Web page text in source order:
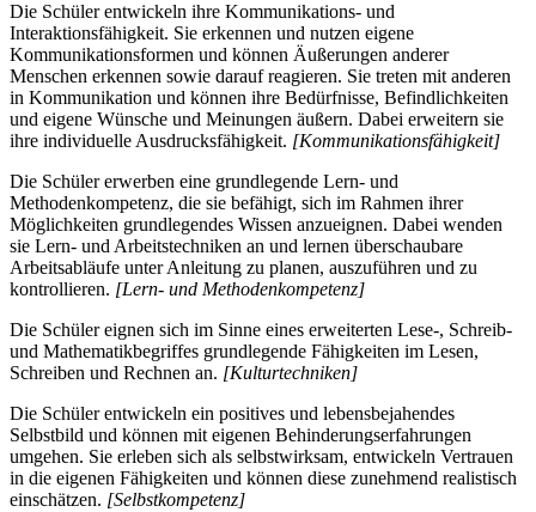
Die Schüler entwickeln ihre Kommunikations- und
Interaktionsfähigkeit. Sie erkennen und nutzen eigene
Kommunikationsformen und können Äußerungen anderer
Menschen erkennen sowie darauf reagieren. Sie treten mit anderen
in Kommunikation und können ihre Bedürfnisse, Befindlichkeiten
und eigene Wünsche und Meinungen äußern. Dabei erweitern sie
ihre individuelle Ausdrucksfähigkeit. [Kommunikationsfähigkeit]
Die Schüler erwerben eine grundlegende Lern- und
Methodenkompetenz, die sie befähigt, sich im Rahmen ihrer
Möglichkeiten grundlegendes Wissen anzueignen. Dabei wenden
sie Lern- und Arbeitstechniken an und lernen überschaubare
Arbeitsabläufe unter Anleitung zu planen, auszuführen und zu
kontrollieren. [Lern- und Methodenkompetenz]
Die Schüler eignen sich im Sinne eines erweiterten Lese-, Schreib-
und Mathematikbegriffes grundlegende Fähigkeiten im Lesen,
Schreiben und Rechnen an. [Kulturtechniken]
Die Schüler entwickeln ein positives und lebensbejahendes
Selbstbild und können mit eigenen Behinderungserfahrungen
umgehen. Sie erleben sich als selbstwirksam, entwickeln Vertrauen
in die eigenen Fähigkeiten und können diese zunehmend realistisch
einschätzen. [Selbstkompetenz]